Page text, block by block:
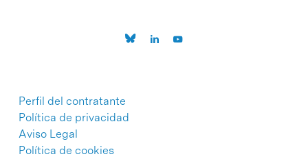
Perfil del contratante
Política de privacidad
Aviso Legal
Política de cookies